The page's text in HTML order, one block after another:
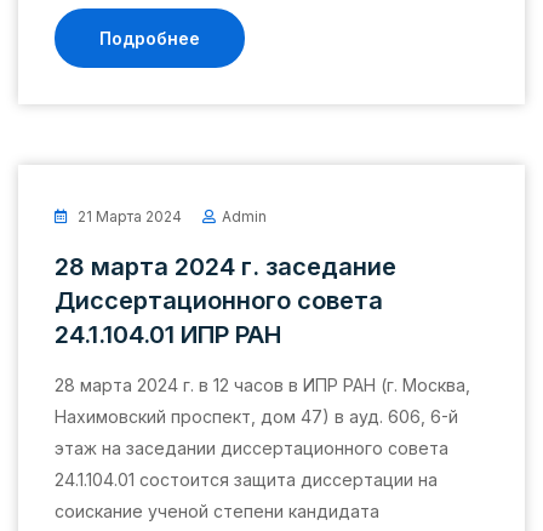
Подробнее
21 Марта 2024 Admin
28 марта 2024 г. заседание
Диссертационного совета
24.1.104.01 ИПР РАН
28 марта 2024 г. в 12 часов в ИПР РАН (г. Москва,
Нахимовский проспект, дом 47) в ауд. 606, 6-й
этаж на заседании диссертационного совета
24.1.104.01 состоится защита диссертации на
соискание ученой степени кандидата